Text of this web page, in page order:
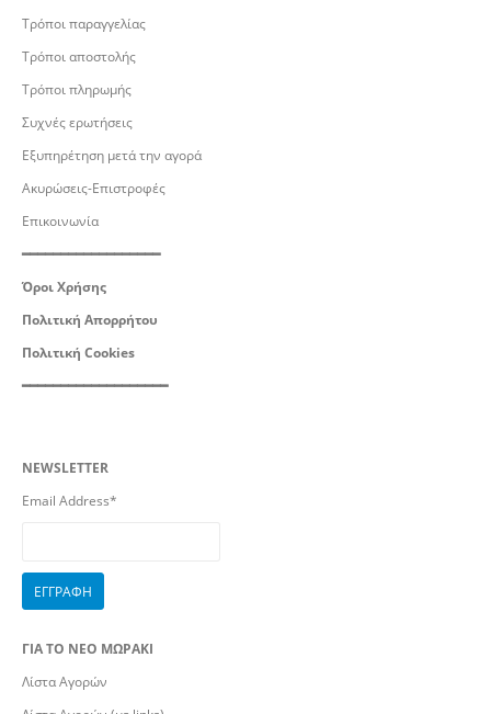
Τρόποι παραγγελίας
Τρόποι αποστολής
Τρόποι πληρωμής
Συχνές ερωτήσεις
Εξυπηρέτηση μετά την αγορά
Ακυρώσεις-Επιστροφές
Επικοινωνία
━━━━━━━━━━━━━━━━━━
Όροι Χρήσης
Πολιτική Απορρήτου
Πολιτική Cookies
━━━━━━━━━━━━━━━━━━━
NEWSLETTER
Email Address*
ΓΙΑ ΤΟ ΝΕΟ ΜΩΡΑΚΙ
Λίστα Αγορών